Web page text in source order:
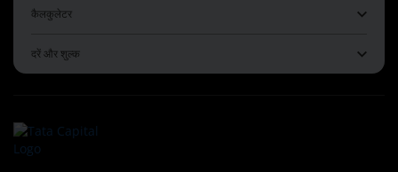
कैलकुलेटर
दरें और शुल्क